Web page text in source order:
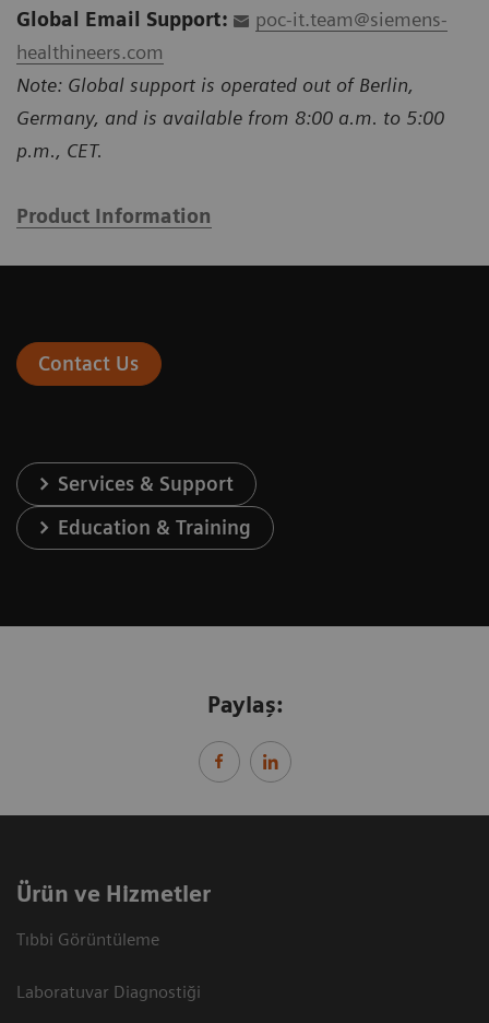
Global Email Support:
poc-it.team@siemens-
healthineers.com
Note: Global support is operated out of Berlin,
Germany, and is available from 8:00 a.m. to 5:00
p.m., CET.
Product Information
Contact Us
Services & Support
Education & Training
Paylaş:
Ürün ve Hizmetler
Tıbbi Görüntüleme
Laboratuvar Diagnostiği